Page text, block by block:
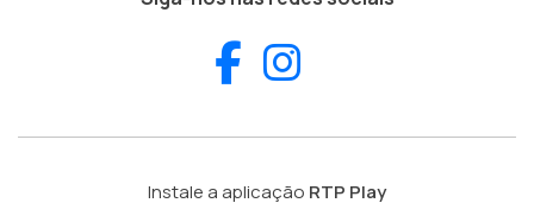
Facebook
Instale a aplicação RTP Play